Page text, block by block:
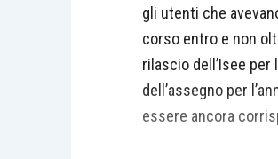
gli utenti che
corso entro e non
rilascio dell’Isee per
dell’assegno per
essere ancora